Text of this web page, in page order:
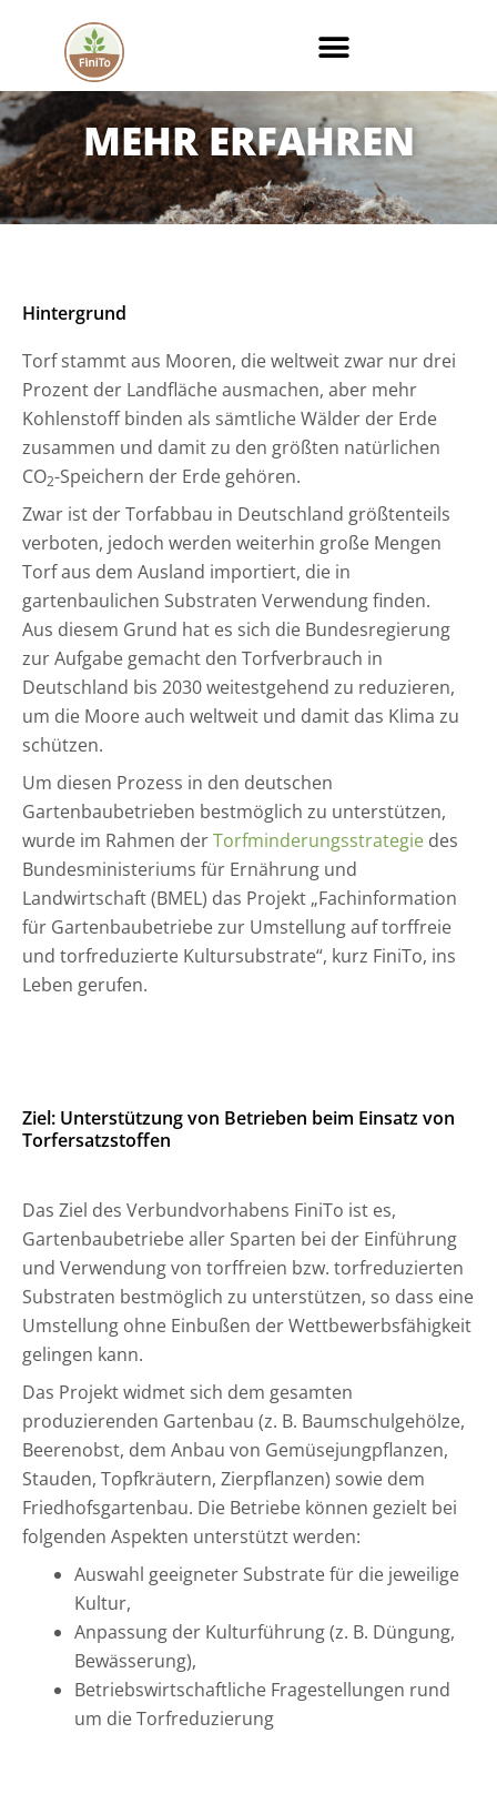
springen
MEHR ERFAHREN
Hintergrund
Torf stammt aus Mooren, die weltweit zwar nur drei
Prozent der Landfläche ausmachen, aber mehr
Kohlenstoff binden als sämtliche Wälder der Erde
zusammen und damit zu den größten natürlichen
CO2-Speichern der Erde gehören.
Zwar ist der Torfabbau in Deutschland größtenteils
verboten, jedoch werden weiterhin große Mengen
Torf aus dem Ausland importiert, die in
gartenbaulichen Substraten Verwendung finden.
Aus diesem Grund hat es sich die Bundesregierung
zur Aufgabe gemacht den Torfverbrauch in
Deutschland bis 2030 weitestgehend zu reduzieren,
um die Moore auch weltweit und damit das Klima zu
schützen.
Um diesen Prozess in den deutschen
Gartenbaubetrieben bestmöglich zu unterstützen,
wurde im Rahmen derTorfminderungsstrategie des
Bundesministeriums für Ernährung und
Landwirtschaft (BMEL) das Projekt „Fachinformation
für Gartenbaubetriebe zur Umstellung auf torffreie
und torfreduzierte Kultursubstrate“, kurz FiniTo, ins
Leben gerufen.
Ziel: Unterstützung von Betrieben beim Einsatz von
Torfersatzstoffen
Das Ziel des Verbundvorhabens FiniTo ist es,
Gartenbaubetriebe aller Sparten bei der Einführung
und Verwendung von torffreien bzw. torfreduzierten
Substraten bestmöglich zu unterstützen, so dass eine
Umstellung ohne Einbußen der Wettbewerbsfähigkeit
gelingen kann.
Das Projekt widmet sich dem gesamten
produzierenden Gartenbau (z. B. Baumschulgehölze,
Beerenobst, dem Anbau von Gemüsejungpflanzen,
Stauden, Topfkräutern, Zierpflanzen) sowie dem
Friedhofsgartenbau. Die Betriebe können gezielt bei
folgenden Aspekten unterstützt werden:
Auswahl geeigneter Substrate für die jeweilige
Kultur,
Anpassung der Kulturführung (z. B. Düngung,
Bewässerung),
Betriebswirtschaftliche Fragestellungen rund
um die Torfreduzierung